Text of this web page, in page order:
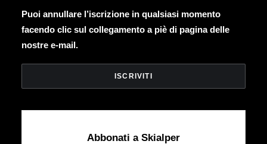
Puoi annullare l’iscrizione in qualsiasi momento
facendo clic sul collegamento a piè di pagina delle
nostre e-mail.
Abbonati a Skialper